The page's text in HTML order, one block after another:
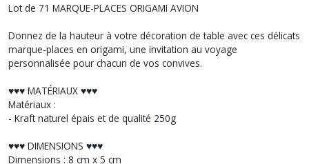
Lot de 71 MARQUE-PLACES ORIGAMI AVION
Donnez de la hauteur à votre décoration de table avec ces délicats
marque-places en origami, une invitation au voyage
personnalisée pour chacun de vos convives.
♥︎♥︎♥︎ MATÉRIAUX ♥︎♥︎♥︎
Matériaux :
- Kraft naturel épais et de qualité 250g
♥︎♥︎♥︎ DIMENSIONS ♥︎♥︎♥︎
Dimensions : 8 cm x 5 cm